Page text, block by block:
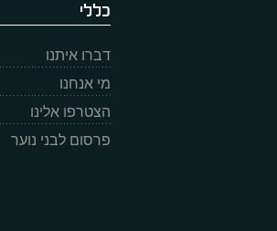
כללי
דברו איתנו
מי אנחנו
הצטרפו אלינו
פרסום לבני נוער